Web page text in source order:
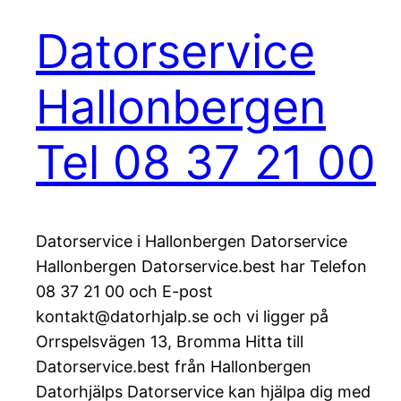
Datorservice
Hallonbergen
Tel 08 37 21 00
Datorservice i Hallonbergen Datorservice
Hallonbergen Datorservice.best har Telefon
08 37 21 00 och E-post
kontakt@datorhjalp.se och vi ligger på
Orrspelsvägen 13, Bromma Hitta till
Datorservice.best från Hallonbergen
Datorhjälps Datorservice kan hjälpa dig med